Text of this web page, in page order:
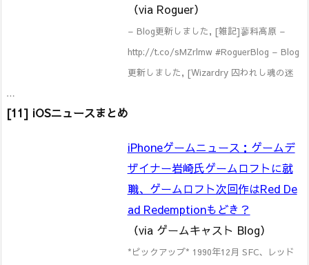
（via Roguer）
– Blog更新しました, [雑記]蓼科高原 –
http://t.co/sMZrlmw #RoguerBlog – Blog
更新しました, [Wizardry 囚われし魂の迷
…
[11] iOSニュースまとめ
iPhoneゲームニュース：ゲームデ
ザイナー岩崎氏ゲームロフトに就
職、ゲームロフト次回作はRed De
ad Redemptionもどき？
（via ゲームキャスト Blog）
*ピックアップ* 1990年12月 SFC、レッド